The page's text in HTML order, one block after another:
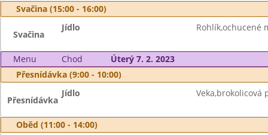
Svačina (15:00 - 16:00)
Svačina
Jídlo Rohlík,ochucené
Menu Chod
Úterý 7. 2. 2023
Přesnídávka (9:00 - 10:00)
Přesnídávka
Jídlo Veka,brokolicová
Oběd (11:00 - 14:00)